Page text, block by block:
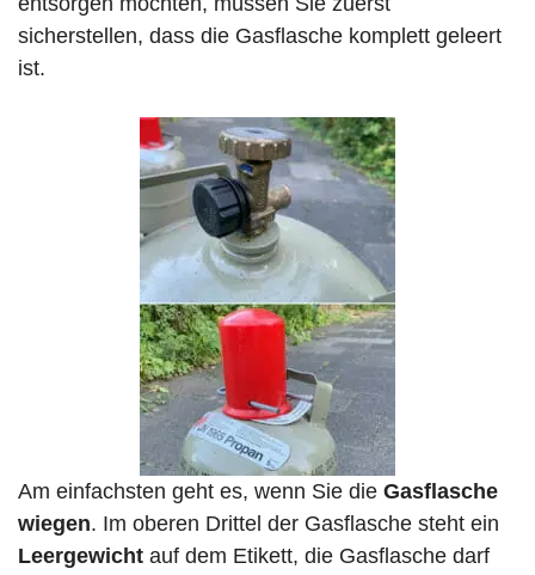
sicherstellen, dass die Gasflasche komplett geleert
ist.
Am einfachsten geht es, wenn Sie die Gasflasche
wiegen. Im oberen Drittel der Gasflasche steht ein
Leergewicht auf dem Etikett, die Gasflasche darf